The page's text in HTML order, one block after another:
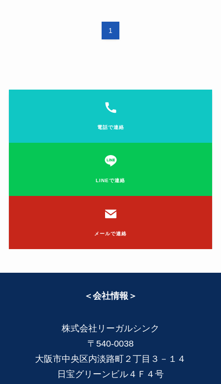
1
電話で連絡
LINEで連絡
メールで連絡
＜会社情報＞
株式会社リーガルシンク
〒540-0038
大阪市中央区内淡路町２丁目３－１４
日宝グリーンビル４Ｆ４号